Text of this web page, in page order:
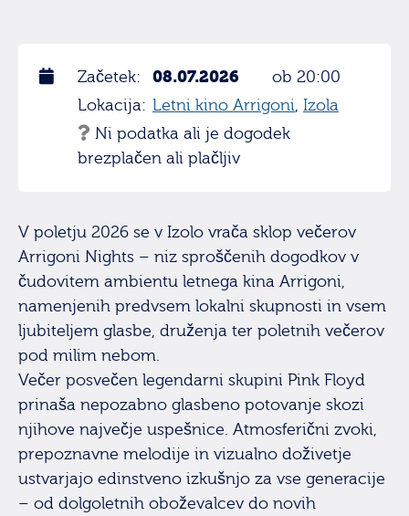
Začetek: 08.07.2026
ob 20:00
Lokacija: Letni kino Arrigoni, Izola
Ni podatka ali je dogodek
brezplačen ali plačljiv
V poletju 2026 se v Izolo vrača sklop večerov
Arrigoni Nights – niz sproščenih dogodkov v
čudovitem ambientu letnega kina Arrigoni,
namenjenih predvsem lokalni skupnosti in vsem
ljubiteljem glasbe, druženja ter poletnih večerov
pod milim nebom.
Večer posvečen legendarni skupini Pink Floyd
prinaša nepozabno glasbeno potovanje skozi
njihove največje uspešnice. Atmosferični zvoki,
prepoznavne melodije in vizualno doživetje
ustvarjajo edinstveno izkušnjo za vse generacije
– od dolgoletnih oboževalcev do novih